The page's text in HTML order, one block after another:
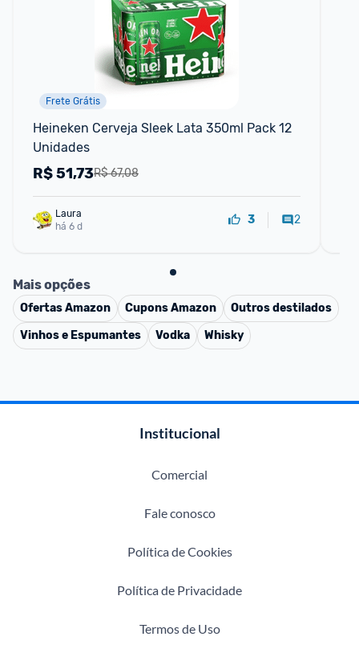
Frete Grátis
Heineken Cerveja Sleek Lata 350ml Pack 12
Unidades
R$ 67,08
R$51,73
Laura
há 6 d
3 2
Mais opções
OfertasAmazon CuponsAmazon
Outros destilados
Vinhos e Espumantes
Vodka Whisky
Institucional
Comercial
Fale conosco
Política de Cookies
Política de Privacidade
Termos de Uso